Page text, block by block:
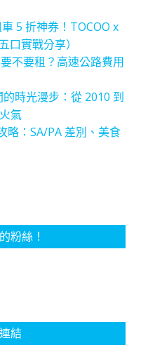
5 折神券！TOCOO x
口實戰分享）
不要租？高速公路費用
的時光漫步：從 2010 到
氣
略：SA/PA 差別、美食
粉絲！
結